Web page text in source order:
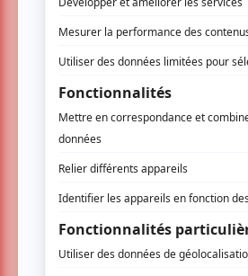
Chaque parole de
Précisons en effet
est âgé de 5 ans
chronologiques près.
C’est avec une
concerts d’Elton
viennent
différentes